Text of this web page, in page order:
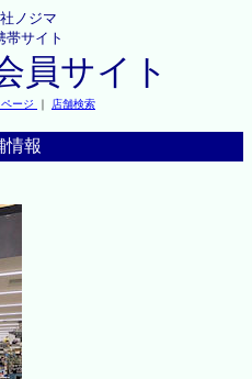
ノジマ
帯サイト
員サイト
ージ ｜ 店舗検索
情報